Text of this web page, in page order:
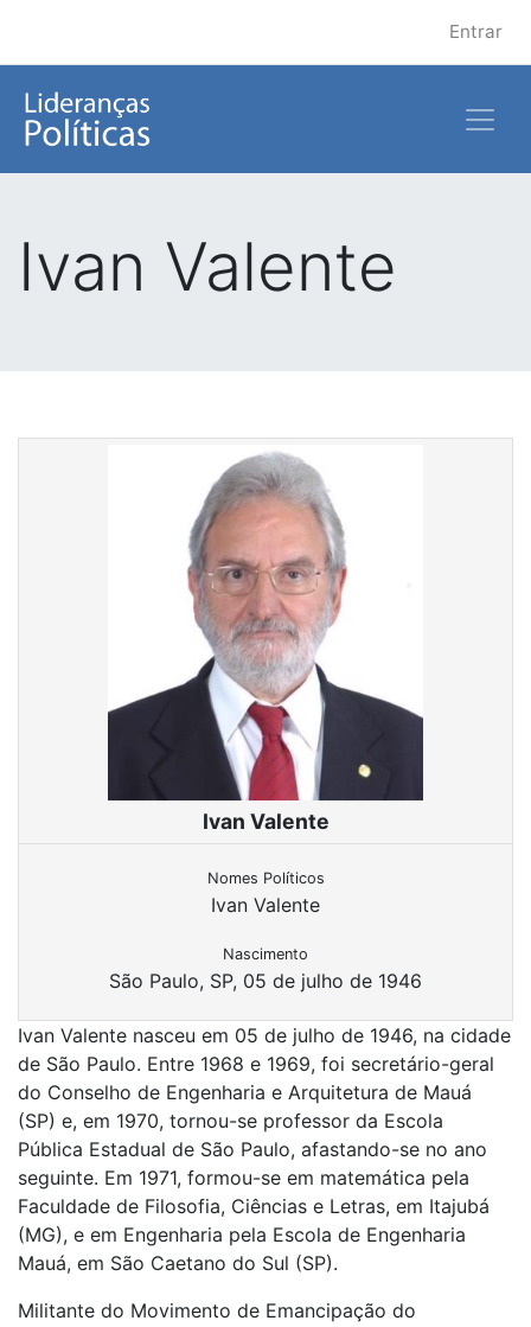
Entrar
Ivan Valente
Ivan Valente nasceu em 05 de julho de 1946, na cidade
de São Paulo. Entre 1968 e 1969, foi secretário-geral
do Conselho de Engenharia e Arquitetura de Mauá
(SP) e, em 1970, tornou-se professor da Escola
Pública Estadual de São Paulo, afastando-se no ano
seguinte. Em 1971, formou-se em matemática pela
Faculdade de Filosofia, Ciências e Letras, em Itajubá
(MG), e em Engenharia pela Escola de Engenharia
Mauá, em São Caetano do Sul (SP).
Militante do Movimento de Emancipação do
Ivan Valente
Nomes Políticos
Ivan Valente
Nascimento
São Paulo, SP, 05 de julho de 1946